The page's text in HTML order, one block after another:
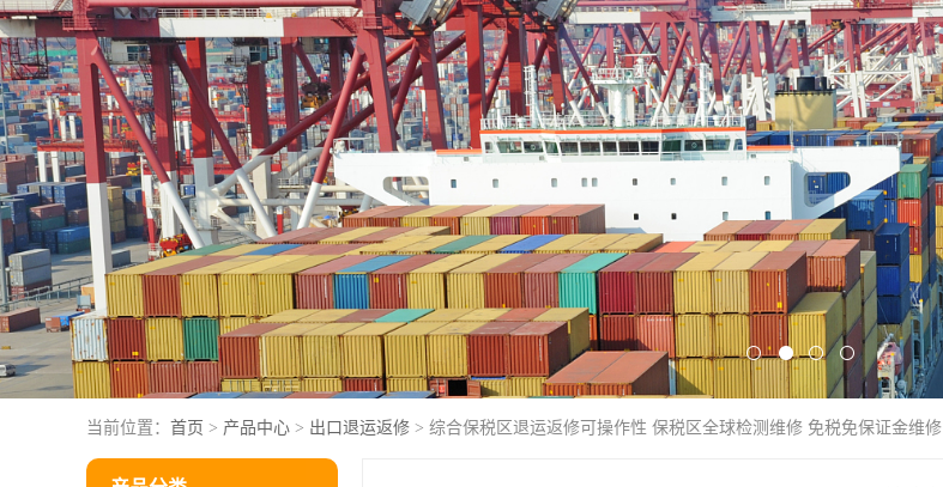
当前位置： 首页 > 产品中心 > 出口退运返修 > 综合保税区退运返修可操作性 保税区全球检测维修 免税免保证金维修